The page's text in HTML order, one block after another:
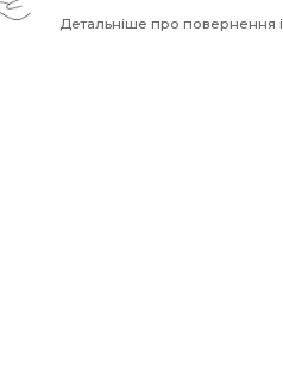
Детальніше про повернення і